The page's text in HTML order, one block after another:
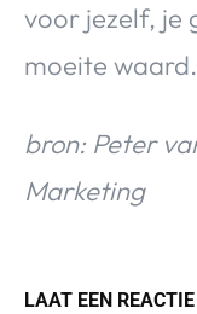
voor jezelf, je
moeite waard.
bron: Peter
Marketing
LAAT EEN